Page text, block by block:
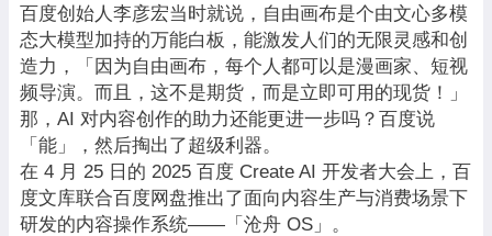
百度创始人李彦宏当时就说，自由画布是个由文心多模
态大模型加持的万能白板，能激发人们的无限灵感和创
造力，「因为自由画布，每个人都可以是漫画家、短视
频导演。而且，这不是期货，而是立即可用的现货！」
那，AI 对内容创作的助力还能更进一步吗？百度说
「能」，然后掏出了超级利器。
在 4 月 25 日的 2025 百度 Create AI 开发者大会上，百
度文库联合百度网盘推出了面向内容生产与消费场景下
研发的内容操作系统——「沧舟 OS」。